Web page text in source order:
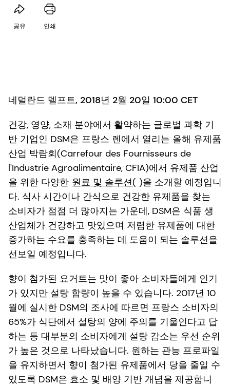
공유 인쇄
네덜란드 델프트, 2018년 2월 20일 10:00 CET
건강, 영양, 소재 분야에서 활약하는 글로벌 과학 기
반 기업인 DSM은 프랑스 렌에서 열리는 올해 유제품
산업 박람회(Carrefour des Fournisseurs de
l'Industrie Agroalimentaire, CFIA)에서 유제품 산업
을 위한 다양한 원료 및 솔루션( )을 소개할 예정입니
다. 식사 시간이나 간식으로 건강한 유제품을 찾는
소비자가 점점 더 많아지는 가운데, DSM은 식품 생
산업체가 건강하고 맛있으며 저렴한 유제품에 대한
증가하는 수요를 충족하는 데 도움이 되는 솔루션을
선보일 예정입니다.
향이 첨가된 요거트는 맛이 좋아 소비자들에게 인기
가 있지만 설탕 함량이 높을 수 있습니다. 2017년 10
월에 실시한 DSM의 조사에 따르면 프랑스 소비자의
65%가 식단에서 설탕의 양에 주의를 기울인다고 답
하는 등 대부분의 소비자에게 설탕 감소는 우선 순위
가 높은 것으로 나타났습니다. 원하는 관능 프로파일
을 유지하면서 향이 첨가된 유제품에서 당을 줄일 수
있도록 DSM은 효소 및 배양 기반 개념을 제공합니